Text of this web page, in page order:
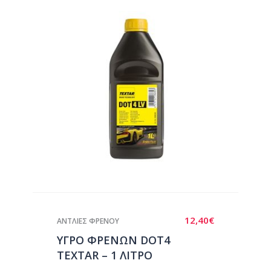
12,40€
ΑΝΤΛΙΕΣ ΦΡΕΝΟΥ
ΥΓΡΟ ΦΡΕΝΩΝ DOT4
TEXTAR – 1 ΛΙΤΡΟ